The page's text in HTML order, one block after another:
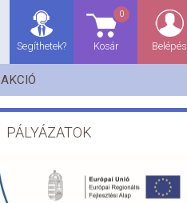
Belépés
Kosár
0
Segíthetek?
AKCIÓ
PÁLYÁZATOK